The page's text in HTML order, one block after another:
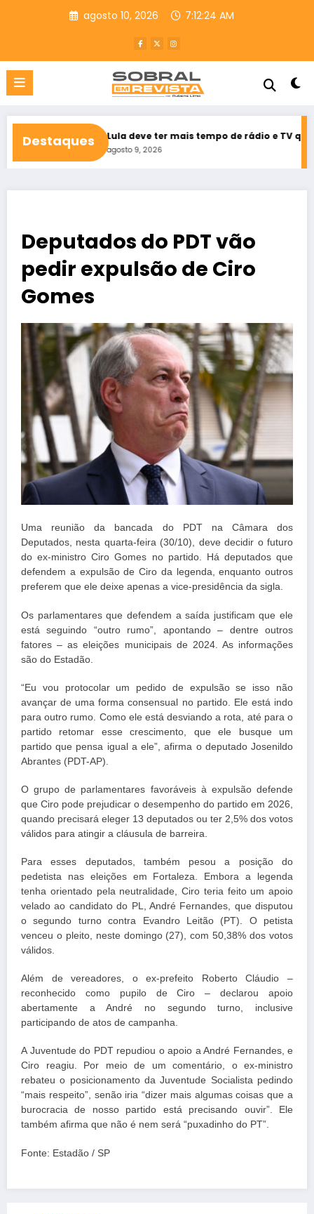
agosto 10, 2026 7:12:26 AM
Destaques
Lula deve ter mais tempo de rádio e TV que Flávio
agosto 9, 2026
Deputados do PDT vão
pedir expulsão de Ciro
Gomes
Uma reunião da bancada do PDT na Câmara dos
Deputados, nesta quarta-feira (30/10), deve decidir o futuro
do ex-ministro Ciro Gomes no partido. Há deputados que
defendem a expulsão de Ciro da legenda, enquanto outros
preferem que ele deixe apenas a vice-presidência da sigla.
Os parlamentares que defendem a saída justificam que ele
está seguindo “outro rumo”, apontando – dentre outros
fatores – as eleições municipais de 2024. As informações
são do Estadão.
“Eu vou protocolar um pedido de expulsão se isso não
avançar de uma forma consensual no partido. Ele está indo
para outro rumo. Como ele está desviando a rota, até para o
partido retomar esse crescimento, que ele busque um
partido que pensa igual a ele”, afirma o deputado Josenildo
Abrantes (PDT-AP).
O grupo de parlamentares favoráveis à expulsão defende
que Ciro pode prejudicar o desempenho do partido em 2026,
quando precisará eleger 13 deputados ou ter 2,5% dos votos
válidos para atingir a cláusula de barreira.
Para esses deputados, também pesou a posição do
pedetista nas eleições em Fortaleza. Embora a legenda
tenha orientado pela neutralidade, Ciro teria feito um apoio
velado ao candidato do PL, André Fernandes, que disputou
o segundo turno contra Evandro Leitão (PT). O petista
venceu o pleito, neste domingo (27), com 50,38% dos votos
válidos.
Além de vereadores, o ex-prefeito Roberto Cláudio –
reconhecido como pupilo de Ciro – declarou apoio
abertamente a André no segundo turno, inclusive
participando de atos de campanha.
A Juventude do PDT repudiou o apoio a André Fernandes, e
Ciro reagiu. Por meio de um comentário, o ex-ministro
rebateu o posicionamento da Juventude Socialista pedindo
“mais respeito”, senão iria “dizer mais algumas coisas que a
burocracia de nosso partido está precisando ouvir”. Ele
também afirma que não é nem será “puxadinho do PT”.
Fonte: Estadão / SP